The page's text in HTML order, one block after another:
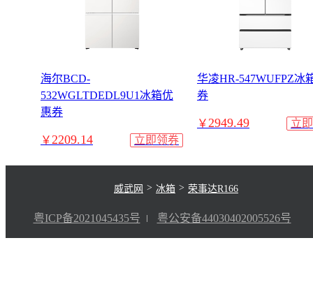
海尔BCD-
532WGLTDEDL9U1冰箱优
惠券
￥2209.14 立即领券
华凌HR-547WUFPZ冰
券
￥2949.49 立
威武网 > 冰箱 > 荣事达R166
粤ICP备2021045435号 粤公安备44030402005526号